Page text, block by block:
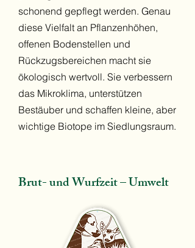
schonend gepflegt werden. Genau
diese Vielfalt an Pflanzenhöhen,
offenen Bodenstellen und
Rückzugsbereichen macht sie
ökologisch wertvoll. Sie verbessern
das Mikroklima, unterstützen
Bestäuber und schaffen kleine, aber
wichtige Biotope im Siedlungsraum.
Brut- und Wurfzeit – Umwelt